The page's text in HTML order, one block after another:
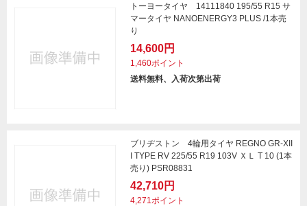
トーヨータイヤ 14111840 195/55 R15 サ
マータイヤ NANOENERGY3 PLUS /1本売
り
14,600円
1,460ポイント
送料無料、入荷次第出荷
ブリヂストン 4輪用タイヤ REGNO GR-XII
I TYPE RV 225/55 R19 103V ＸＬ T 10 (1本
売り) PSR08831
42,710円
4,271ポイント